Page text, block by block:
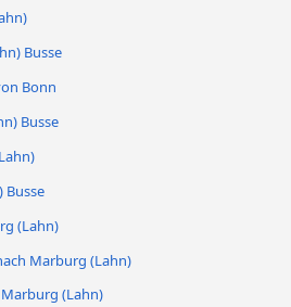
Busse
Bonn
Busse
Busse
(Lahn)
Marburg (Lahn)
(Lahn)